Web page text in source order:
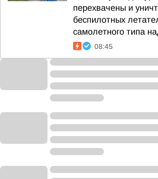
перехвачены и
беспилотных
самолетного типа
08:45